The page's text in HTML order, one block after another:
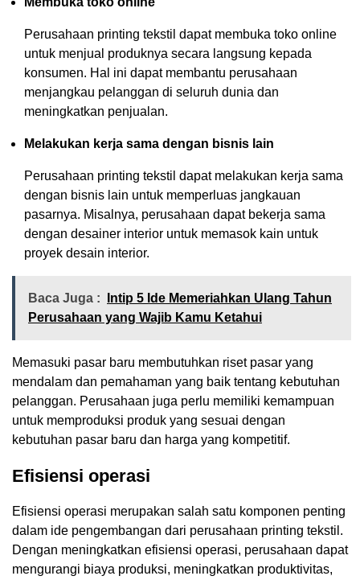
Perusahaan printing tekstil dapat membuka toko online
untuk menjual produknya secara langsung kepada
konsumen. Hal ini dapat membantu perusahaan
menjangkau pelanggan di seluruh dunia dan
meningkatkan penjualan.
Melakukan kerja sama dengan bisnis lain
Perusahaan printing tekstil dapat melakukan kerja sama
dengan bisnis lain untuk memperluas jangkauan
pasarnya. Misalnya, perusahaan dapat bekerja sama
dengan desainer interior untuk memasok kain untuk
proyek desain interior.
Baca Juga :
Intip 5 Ide Memeriahkan Ulang Tahun
Perusahaan yang Wajib Kamu Ketahui
Memasuki pasar baru membutuhkan riset pasar yang
mendalam dan pemahaman yang baik tentang kebutuhan
pelanggan. Perusahaan juga perlu memiliki kemampuan
untuk memproduksi produk yang sesuai dengan
kebutuhan pasar baru dan harga yang kompetitif.
Efisiensi operasi
Efisiensi operasi merupakan salah satu komponen penting
dalam ide pengembangan dari perusahaan printing tekstil.
Dengan meningkatkan efisiensi operasi, perusahaan dapat
mengurangi biaya produksi, meningkatkan produktivitas,